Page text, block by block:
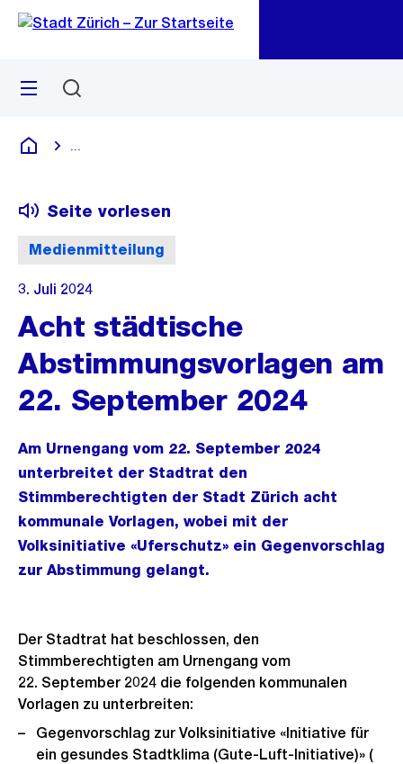
Navigation
Sprunglink
Menü
Deutsch
Medienmitteilung
Seite vorlesen
3. Juli 2024
Acht städtische
Abstimmungsvorlagen am
22. September 2024
Am Urnengang vom 22. September 2024
unterbreitet der Stadtrat den
Stimmberechtigten der Stadt Zürich acht
kommunale Vorlagen, wobei mit der
Volksinitiative «Uferschutz» ein Gegenvorschlag
zur Abstimmung gelangt.
Der Stadtrat hat beschlossen, den
Stimmberechtigten am Urnengang vom
22. September 2024 die folgenden kommunalen
Vorlagen zu unterbreiten:
Gegenvorschlag zur Volksinitiative «Initiative für
ein gesundes Stadtklima (Gute-Luft-Initiative)» (